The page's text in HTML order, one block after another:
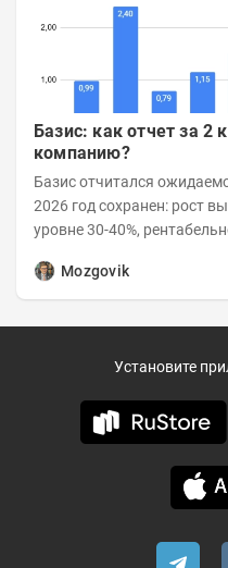
Базис: как отчет за 2
компанию?
Базис отчитался
2026 год сохранен: рост выручки 2026 ожидается на
уровне 30-40%, рентабельность
Mozgovik
Установите